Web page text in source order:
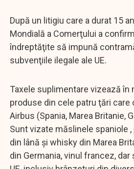
După un litigiu care a durat 15
Mondială a Comerţului a
îndreptăţite să impună
subvenţiile ilegale ale UE.
Taxele suplimentare vizează în
produse din cele patru ţări
Airbus (Spania, Marea Britanie,
Sunt vizate măslinele spaniole
din lână şi whisky din Marea
din Germania, vinul francez,